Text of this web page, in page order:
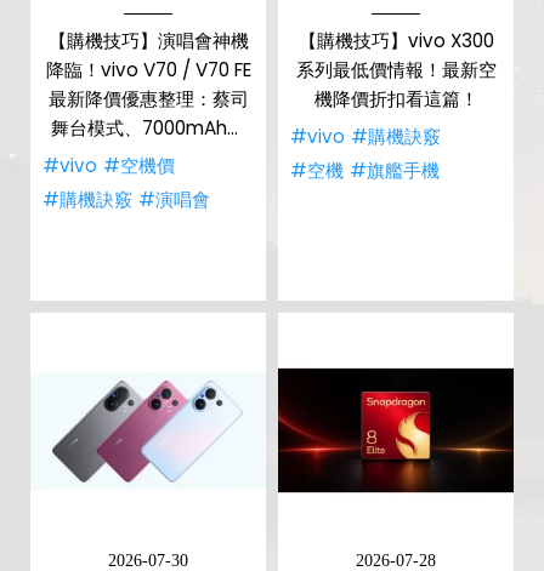
【購機技巧】演唱會神機
降臨！vivo V70 / V70 FE
最新降價優惠整理：蔡司
舞台模式、7000mAh大
電量，空機推薦哪裡買低
價？
#vivo #空機價
#購機訣竅 #演唱會
【購機技巧】vivo X300
系列最低價情報！最新空
機降價折扣看這篇！
#vivo #購機訣竅
#空機 #旗艦手機
2026-07-30 2026-07-28